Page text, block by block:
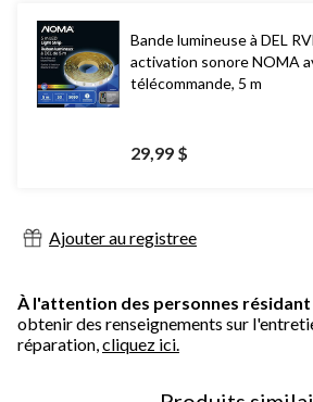
Bande lumineuse à DEL
activation sonore NOMA
télécommande, 5 m
29,99 $
Ajouter au registree
À l'attention des personnes résidant
obtenir des renseignements sur
réparation,cliquez ici.